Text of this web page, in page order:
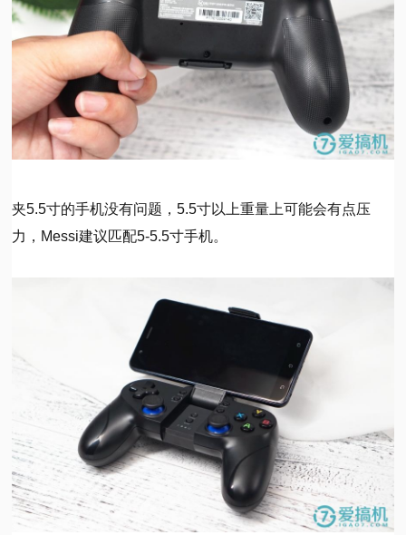
夹5.5寸的手机没有问题，5.5寸以上重量上可能会有点压
力，Messi建议匹配5-5.5寸手机。